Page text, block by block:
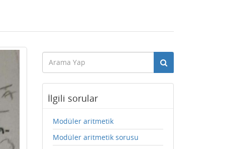
İlgili sorular
Modüler aritmetik
Modüler aritmetik sorusu